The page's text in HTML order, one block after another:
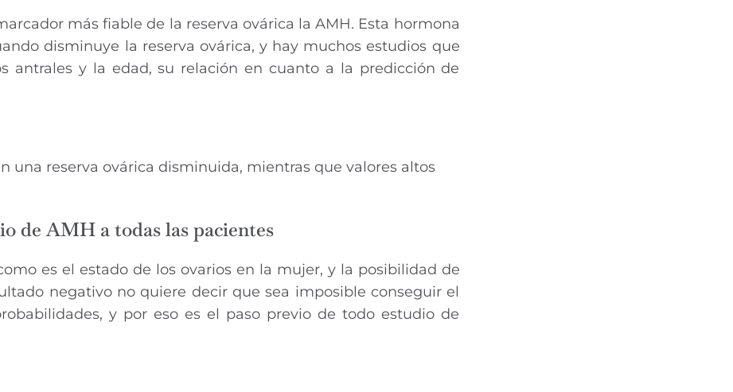
más fiable de la reserva ovárica la AMH. Esta hormona
disminuye la reserva ovárica, y hay muchos estudios que
antrales y la edad, su relación en cuanto a la predicción de
una reserva ovárica disminuida, mientras que valores altos
de AMH a todas las pacientes
es el estado de los ovarios en la mujer, y la posibilidad de
negativo no quiere decir que sea imposible conseguir el
y por eso es el paso previo de todo estudio de